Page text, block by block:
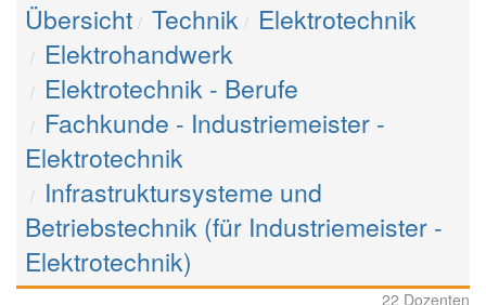
Übersicht Technik
Elektrotechnik
Elektrohandwerk
Elektrotechnik - Berufe
Fachkunde - Industriemeister -
Elektrotechnik
Infrastruktursysteme und
Betriebstechnik (für Industriemeister -
Elektrotechnik)
22 Dozenten